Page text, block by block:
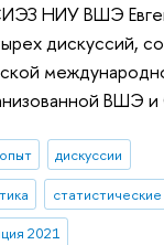
НИУ ВШЭ
дискуссий,
ВШЭ
дискуссии
2021